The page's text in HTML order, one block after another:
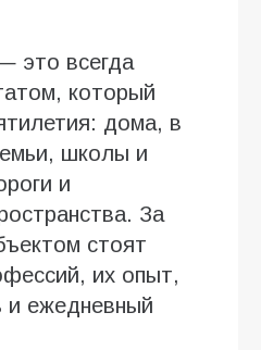
это всегда
который
дома, в
школы и
и
За
стоят
их опыт,
и ежедневный